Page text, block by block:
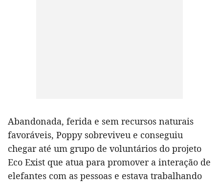
Abandonada, ferida e sem recursos naturais
favoráveis, Poppy sobreviveu e conseguiu
chegar até um grupo de voluntários do projeto
Eco Exist que atua para promover a interação de
elefantes com as pessoas e estava trabalhando